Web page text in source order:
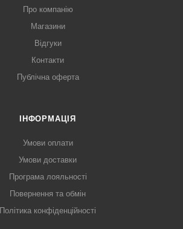
Про компанію
Магазини
Відгуки
Контакти
Публічна оферта
ІНФОРМАЦІЯ
Умови оплати
Умови доставки
Програма лояльності
Повернення та обмін
Політика конфіденційності